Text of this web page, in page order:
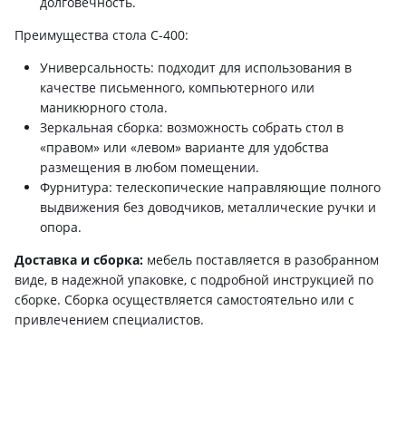
Преимущества стола С-400:
Универсальность: подходит для использования в
качестве письменного, компьютерного или
маникюрного стола.
Зеркальная сборка: возможность собрать стол в
«правом» или «левом» варианте для удобства
размещения в любом помещении.
Фурнитура: телескопические направляющие полного
выдвижения без доводчиков, металлические ручки и
опора.
Доставка и сборка: мебель поставляется в разобранном
виде, в надежной упаковке, с подробной инструкцией по
сборке. Сборка осуществляется самостоятельно или с
привлечением специалистов.